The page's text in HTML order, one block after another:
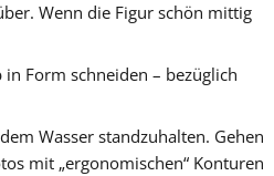
Wenn die Figur schön mittig
Form schneiden – bezüglich
Wasser standzuhalten. Gehen
mit „ergonomischen“ Konturen